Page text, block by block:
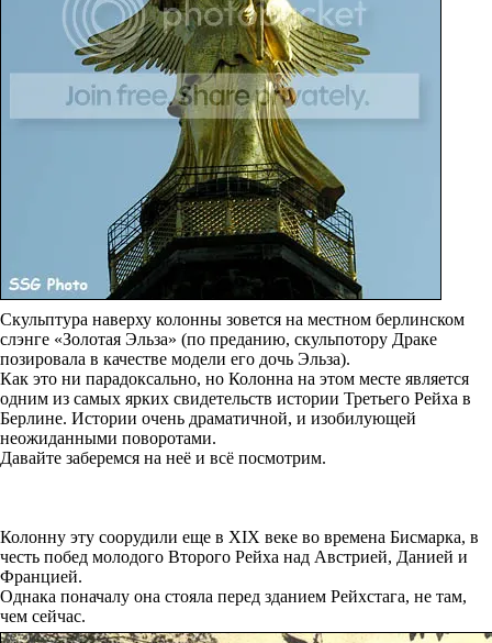
Скульптура наверху колонны зовется на местном берлинском
слэнге «Золотая Эльза» (по преданию, скульпотору Драке
позировала в качестве модели его дочь Эльза).
Как это ни парадоксально, но Колонна на этом месте является
одним из самых ярких свидетельств истории Третьего Рейха в
Берлине. Истории очень драматичной, и изобилующей
неожиданными поворотами.
Давайте заберемся на неё и всё посмотрим.
Колонну эту соорудили еще в XIX веке во времена Бисмарка, в
честь побед молодого Второго Рейха над Австрией, Данией и
Францией.
Однака поначалу она стояла перед зданием Рейхстага, не там,
чем сейчас.